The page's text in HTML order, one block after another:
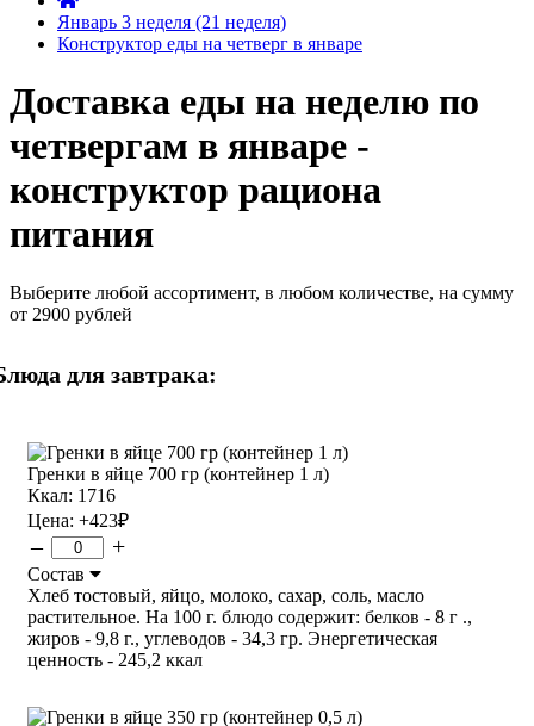
Январь 3 неделя (21 неделя)
Конструктор еды на четверг в январе
Доставка еды на неделю по
четвергам в январе -
конструктор рациона
питания
Выберите любой ассортимент, в любом количестве, на сумму
от 2900 рублей
для завтрака:
Гренки в яйце 700 гр (контейнер 1 л)
Ккал: 1716
Цена: +423₽
– +
Состав
Хлеб тостовый, яйцо, молоко, сахар, соль, масло
растительное. На 100 г. блюдо содержит: белков - 8 г .,
жиров - 9,8 г., углеводов - 34,3 гр. Энергетическая
ценность - 245,2 ккал